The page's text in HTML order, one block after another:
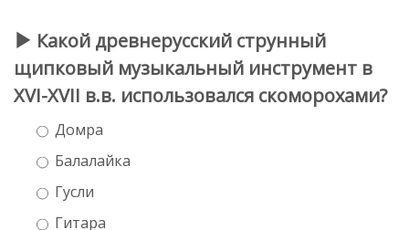
Какой древнерусский струнный
щипковый музыкальный инструмент в
XVI-XVII в.в. использовался скоморохами?
Домра
Балалайка
Гусли
Гитара